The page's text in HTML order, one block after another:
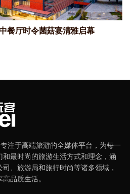
餐厅时令菌菇宴清雅启幕
注于高端旅游的全媒体平台，为每一
最时尚的旅游生活方式和理念，涵
、旅游局和旅行时尚等诸多领域，
品质生活。